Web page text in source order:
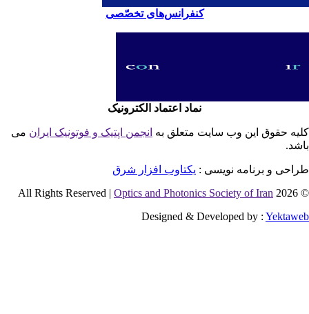
کنفرانس‌های تخصّصی
نماد اعتماد الکترونیک
حقوق این وب سایت متعلق بهانجمن اپتیک و فوتونیک ایران می
و برنامه نویسی : یکتاوب افزار شرق
©
Optics and Photonics Society of Iran
Designed & Developed by :